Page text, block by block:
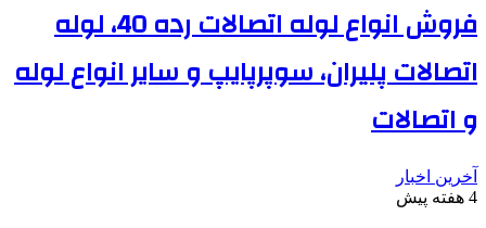
فروش انواع لوله اتصالات رده 40، لوله
اتصالات پلیران، سوپرپایپ و سایر انواع لوله
و اتصالات
آخرین اخبار
4 هفته پیش